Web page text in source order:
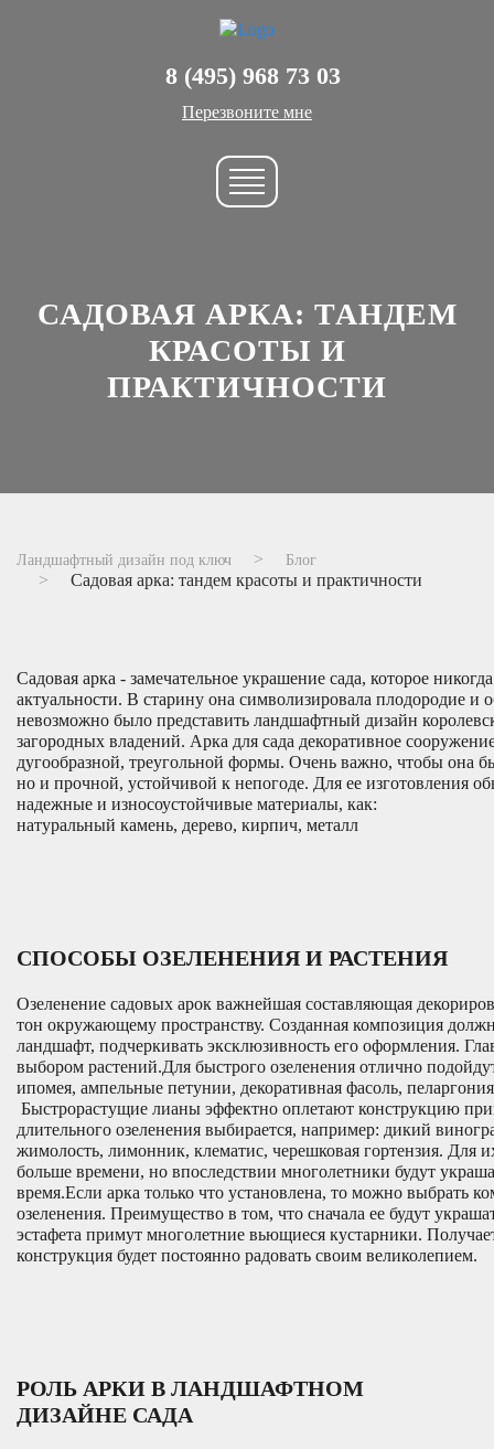
8 (495) 968 73 03
Перезвоните мне
САДОВАЯ АРКА: ТАНДЕМ
КРАСОТЫ И
ПРАКТИЧНОСТИ
Ландшафтный дизайн под ключ Блог
Садовая арка: тандем красоты и практичности
Садовая арка - замечательное украшение сада, которое
актуальности. В старину она символизировала плодородие и
невозможно было представить ландшафтный дизайн
загородных владений. Арка для сада декоративное
дугообразной, треугольной формы. Очень важно, чтобы она
но и прочной, устойчивой к непогоде. Для ее изготовления
надежные и износоустойчивые материалы, как:
натуральный камень, дерево, кирпич, металл
СПОСОБЫ ОЗЕЛЕНЕНИЯ И РАСТЕНИЯ
Озеленение садовых арок важнейшая составляющая
тон окружающему пространству. Созданная композиция
ландшафт, подчеркивать эксклюзивность его оформления.
выбором растений.Для быстрого озеленения отлично
ипомея, ампельные петунии, декоративная фасоль,
Быстрорастущие лианы эффектно оплетают конструкцию
длительного озеленения выбирается, например: дикий
жимолость, лимонник, клематис, черешковая гортензия. Для
больше времени, но впоследствии многолетники будут
время.Если арка только что установлена, то можно выбрать
озеленения. Преимущество в том, что сначала ее будут
эстафета примут многолетние вьющиеся кустарники.
конструкция будет постоянно радовать своим великолепием.
РОЛЬ АРКИ В ЛАНДШАФТНОМ
ДИЗАЙНЕ САДА